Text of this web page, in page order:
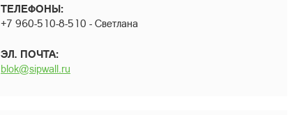
ТЕЛЕФОНЫ:
+7 960-510-8-510 - Светлана
ЭЛ. ПОЧТА:
blok@sipwall.ru